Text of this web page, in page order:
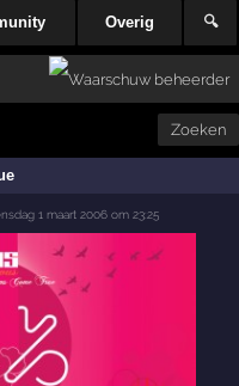
Overig 🔍
Zoeken
1 maart 2006 om 23:25